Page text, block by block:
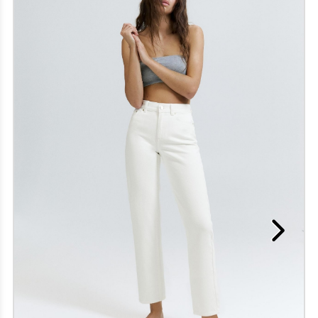
niveau du cou, on craque souvent pour des
encolures travaillées, tels les lavallières, les cols
chemises et les formes bénitiers. La réalisation des
manches est aussi très importante, puisqu’on y
retrouve certains ajouts intéressants, comme
quelques fronces ou des volants. Enfin, la coupe
peut varier légèrement d’un modèle long que
vous porterez rentré dans le bas à un autre plus
court, avec un style péplum par exemple, pour
Même si chaque blouse imprimée pour femme
Généralement, elles se marient bien à un habit